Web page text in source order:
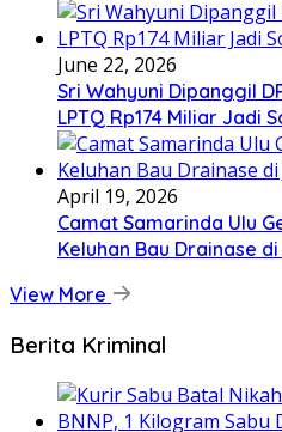
June 22, 2026
Sri Wahyuni Dipanggil
LPTQ Rp174 Miliar Jadi
April 19, 2026
Camat Samarinda Ulu
Keluhan Bau Drainase
View More
Berita Kriminal